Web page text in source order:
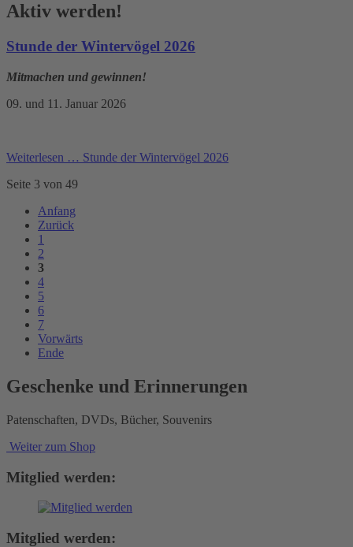
Aktiv werden!
Stunde der Wintervögel 2026
Mitmachen und gewinnen!
09. und 11. Januar 2026
Weiterlesen … Stunde der Wintervögel 2026
Seite 3 von 49
Anfang
Zurück
1
2
3
4
5
6
7
Vorwärts
Ende
Geschenke und Erinnerungen
Patenschaften, DVDs, Bücher, Souvenirs
Weiter zum Shop
Mitglied werden:
Mitglied werden: